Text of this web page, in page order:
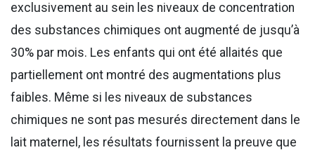
exclusivement au sein les niveaux de concentration
des substances chimiques ont augmenté de jusqu’à
30% par mois. Les enfants qui ont été allaités que
partiellement ont montré des augmentations plus
faibles. Même si les niveaux de substances
chimiques ne sont pas mesurés directement dans le
lait maternel, les résultats fournissent la preuve que